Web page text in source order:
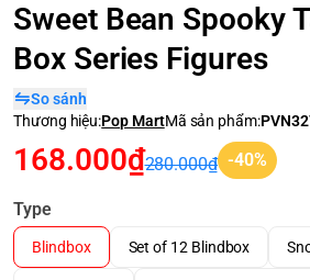
Sweet Bean Spooky
Box Series Figures
So sánh
Thương hiệu:Pop MartMã sản phẩm:
168.000₫280.000₫ -40%
Type
Blindbox Set of 12 Blindbox